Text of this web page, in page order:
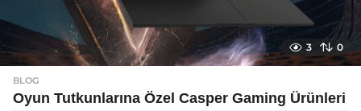
3 0
BLOG
Oyun Tutkunlarına Özel Casper Gaming Ürünleri